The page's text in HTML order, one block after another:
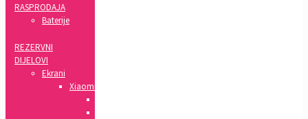
RASPRODAJA
Baterije
REZERVNI
DIJELOVI
Ekrani
Xiaomi